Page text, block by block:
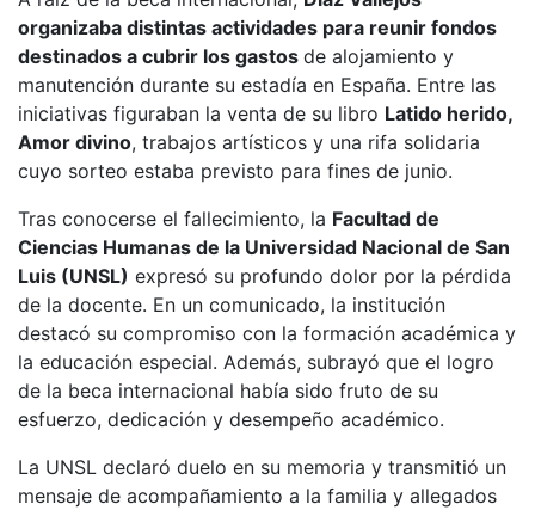
organizaba distintas actividades para reunir fondos
destinados a cubrir los gastos de alojamiento y
manutención durante su estadía en España. Entre las
iniciativas figuraban la venta de su libro Latido herido,
Amor divino, trabajos artísticos y una rifa solidaria
cuyo sorteo estaba previsto para fines de junio.
Tras conocerse el fallecimiento, la Facultad de
Ciencias Humanas de la Universidad Nacional de San
Luis (UNSL) expresó su profundo dolor por la pérdida
de la docente. En un comunicado, la institución
destacó su compromiso con la formación académica y
la educación especial. Además, subrayó que el logro
de la beca internacional había sido fruto de su
esfuerzo, dedicación y desempeño académico.
La UNSL declaró duelo en su memoria y transmitió un
mensaje de acompañamiento a la familia y allegados